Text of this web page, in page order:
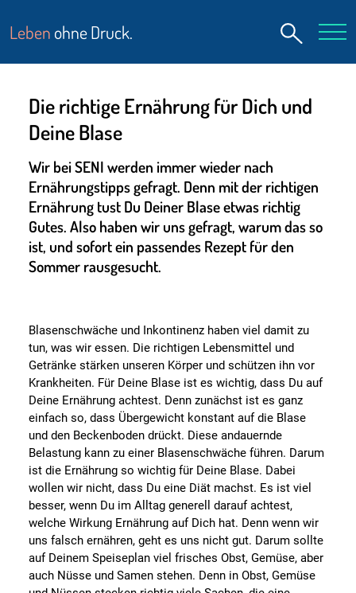
Leben ohne Druck.
Die richtige Ernährung für Dich und
Deine Blase
Wir bei SENI werden immer wieder nach
Ernährungstipps gefragt. Denn mit der richtigen
Ernährung tust Du Deiner Blase etwas richtig
Gutes. Also haben wir uns gefragt, warum das so
ist, und sofort ein passendes Rezept für den
Sommer rausgesucht.
Blasenschwäche und Inkontinenz haben viel damit zu
tun, was wir essen. Die richtigen Lebensmittel und
Getränke stärken unseren Körper und schützen ihn vor
Krankheiten. Für Deine Blase ist es wichtig, dass Du auf
Deine Ernährung achtest. Denn zunächst ist es ganz
einfach so, dass Übergewicht konstant auf die Blase
und den Beckenboden drückt. Diese andauernde
Belastung kann zu einer Blasenschwäche führen. Darum
ist die Ernährung so wichtig für Deine Blase. Dabei
wollen wir nicht, dass Du eine Diät machst. Es ist viel
besser, wenn Du im Alltag generell darauf achtest,
welche Wirkung Ernährung auf Dich hat. Denn wenn wir
uns falsch ernähren, geht es uns nicht gut. Darum sollte
auf Deinem Speiseplan viel frisches Obst, Gemüse, aber
auch Nüsse und Samen stehen. Denn in Obst, Gemüse